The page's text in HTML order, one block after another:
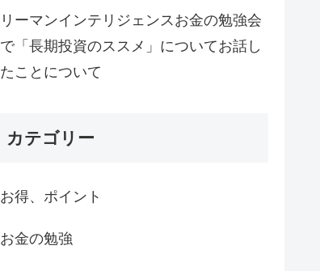
リーマンインテリジェンスお金の勉強会
で「長期投資のススメ」についてお話し
たことについて
カテゴリー
お得、ポイント
お金の勉強